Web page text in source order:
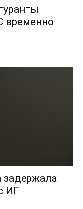
временно
задержала
ИГ